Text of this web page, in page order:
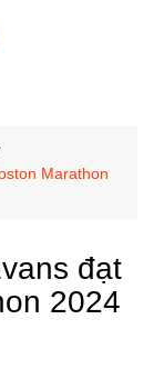
Marathon
đạt
2024